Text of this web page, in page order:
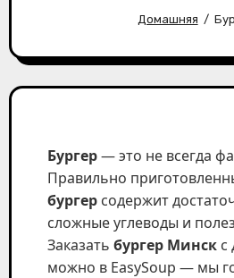
Домашняя
Бургер— это не всегда
Правильно
бургерсодержит
сложные углеводы и
Заказать бургер Минскс
можно в EasySoup — мы